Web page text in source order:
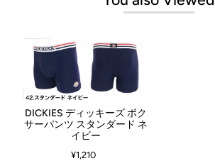
DICKIES ディッキーズ ボク
サーパンツ スタンダード ネ
イビー
¥1,210